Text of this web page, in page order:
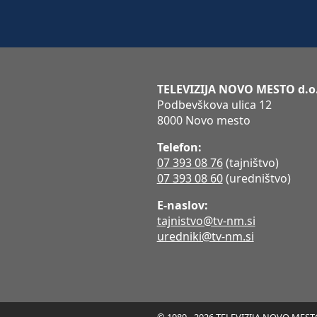
TELEVIZIJA NOVO MESTO
Podbevškova ulica 12
8000 Novo mesto
Telefon:
07 393 08 76(tajništvo)
07 393 08 60(uredništvo)
E-naslov:
tajnistvo@tv-nm.si
uredniki@tv-nm.si